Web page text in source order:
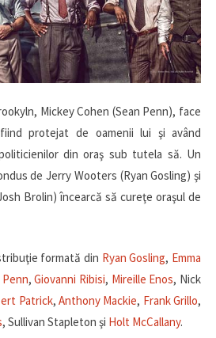
Mickey Cohen (Sean Penn), face
protejat de oamenii lui şi având
din oraş sub tutela să. Un
de Jerry Wooters (Ryan Gosling) şi
Brolin) încearcă să cureţe oraşul de
formată din Ryan Gosling, Emma
,Giovanni Ribisi, Mireille Enos, Nick
Patrick, Anthony Mackie, Frank Grillo,
, Sullivan Stapleton şi Holt McCallany.